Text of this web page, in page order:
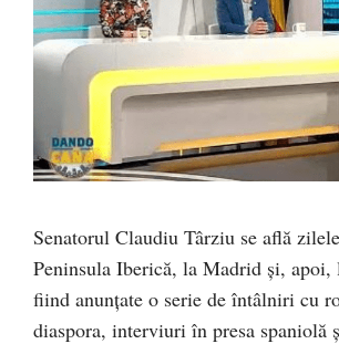
Senatorul Claudiu Târziu se află
Peninsula Iberică, la Madrid și, apoi,
fiind anunțate o serie de întâlniri cu
diaspora, interviuri în presa spaniolă